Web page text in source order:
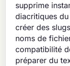
supprime
diacritiques
créer des
noms de
compatibilité
préparer du